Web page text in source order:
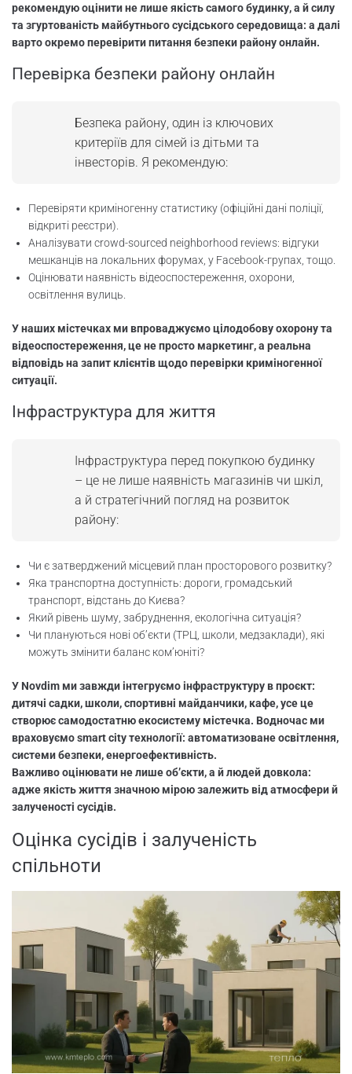
рекомендую оцінити не лише якість самого будинку, а й силу
та згуртованість майбутнього сусідського середовища: а далі
варто окремо перевірити питання безпеки району онлайн.
Перевірка безпеки району онлайн
Безпека району, один із ключових
критеріїв для сімей із дітьми та
інвесторів. Я рекомендую:
Перевіряти криміногенну статистику (офіційні дані поліції,
відкриті реєстри).
Аналізувати crowd-sourced neighborhood reviews: відгуки
мешканців на локальних форумах, у Facebook-групах, тощо.
Оцінювати наявність відеоспостереження, охорони,
освітлення вулиць.
У наших містечках ми впроваджуємо цілодобову охорону та
відеоспостереження, це не просто маркетинг, а реальна
відповідь на запит клієнтів щодо перевірки криміногенної
ситуації.
Інфраструктура для життя
Інфраструктура перед покупкою будинку
– це не лише наявність магазинів чи шкіл,
а й стратегічний погляд на розвиток
району:
Чи є затверджений місцевий план просторового розвитку?
Яка транспортна доступність: дороги, громадський
транспорт, відстань до Києва?
Який рівень шуму, забруднення, екологічна ситуація?
Чи плануються нові об’єкти (ТРЦ, школи, медзаклади), які
можуть змінити баланс ком’юніті?
У Novdim ми завжди інтегруємо інфраструктуру в проєкт:
дитячі садки, школи, спортивні майданчики, кафе, усе це
створює самодостатню екосистему містечка. Водночас ми
враховуємо smart city технології: автоматизоване освітлення,
системи безпеки, енергоефективність.
Важливо оцінювати не лише об’єкти, а й людей довкола:
адже якість життя значною мірою залежить від атмосфери й
залученості сусідів.
Оцінка сусідів і залученість
спільноти